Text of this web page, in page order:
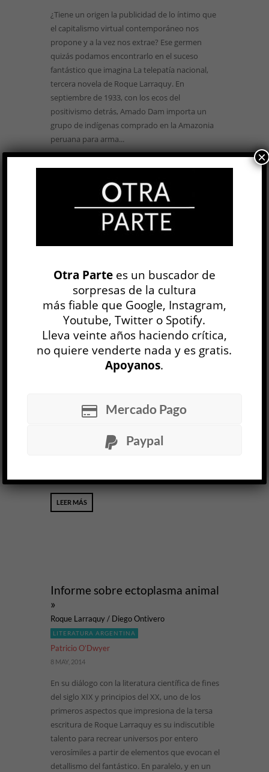
¿Tiene un origen la publicidad de lo íntimo que
el capitalismo virtual contemporáneo nos
propone y a la vez nos extrae? Ese germen
quizás podamos encontrarlo en el suceso
fantástico que imagina La telepatía nacional,
tercera novela de Roque Larraquy. En
septiembre de 1933, con los ecos del
positivismo detrás, Amado Dam importa un
grupo de indígenas comprado en la Amazonia
peruana para arma...
seguidas de una modesta
proposición »
DISCUSIÓN
Diego Peller
21 MAY, 2020
1. Quiero lanzar una modesta proposición a la
comunidad de apasionadxs por la literatura, en
semanas respecto de los derechos de lxs
del copyright, etcétera. Antes de formularla,
reseño brevemente las circunstancias.
A principios de abril surgió en Fa...
LEER MÁS
Informe sobre ectoplasma animal
»
Roque Larraquy / Diego Ontivero
LITERATURA ARGENTINA
Patricio O’Dwyer
8 MAY, 2014
En su diálogo con la literatura científica de fines
del siglo XIX y principios del XX, uno de los
primeros aspectos que impresiona de la tersa
escritura de Roque Larraquy es su indiscutible
talento para recrear universos por entero
verosímiles a partir de elementos que evocan el
detallismo del fantástico. En paralelo, y en un
Otra Partees un buscador de
sorpresas de la cultura
más fiable que Google, Instagram,
Youtube, Twitter o Spotify.
Lleva veinte años haciendo crítica,
no quiere venderte nada y es gratis.
Apoyanos.
Mercado Pago
Paypal
×